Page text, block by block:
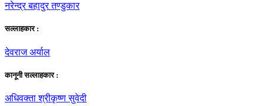
नरेन्द्र बहादुर तण्डुकार
सल्लाहकार :
देवराज अर्याल
कानूनी सल्लाहकार :
अधिवक्ता श्रीकृष्ण सुवेदी